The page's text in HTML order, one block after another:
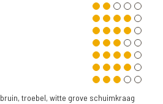
troebel, witte grove schuimkraag